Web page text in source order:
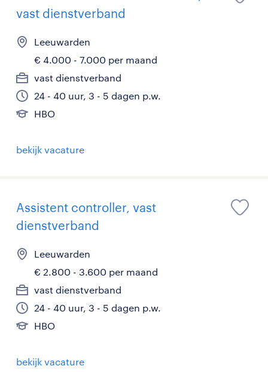
vast dienstverband
Leeuwarden
€ 4.000 - 7.000 per maand
vast dienstverband
24 - 40 uur, 3 - 5 dagen p.w.
HBO
bekijk vacature
Assistent controller, vast
dienstverband
Leeuwarden
€ 2.800 - 3.600 per maand
vast dienstverband
24 - 40 uur, 3 - 5 dagen p.w.
HBO
bekijk vacature